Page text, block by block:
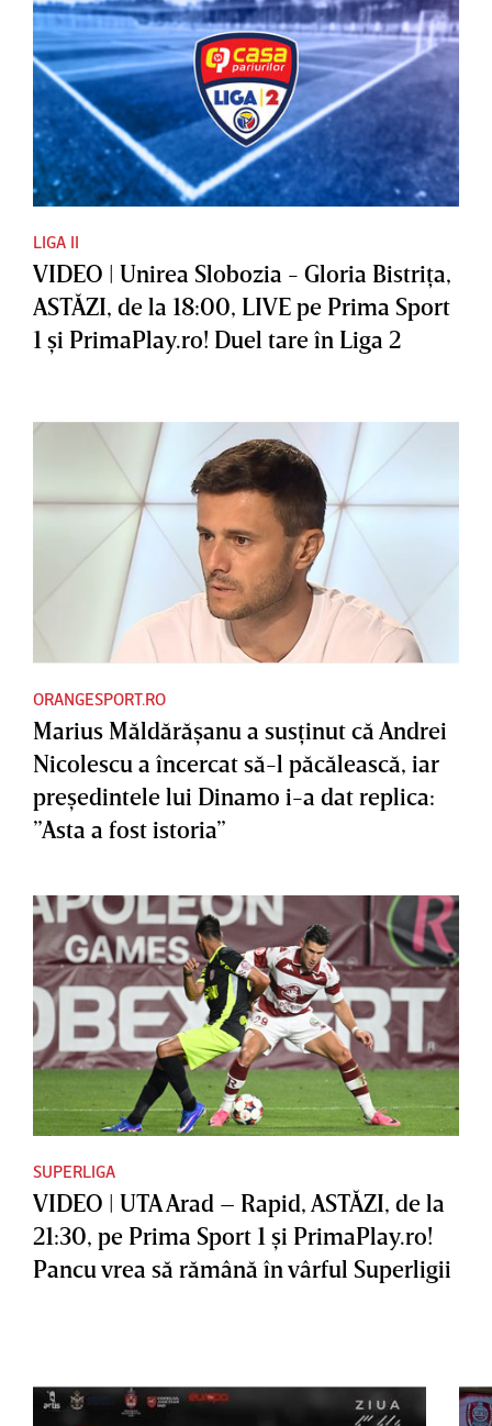
LIGA II
VIDEO | Unirea Slobozia - Gloria Bistriţa,
ASTĂZI, de la 18:00, LIVE pe Prima Sport
1 şi PrimaPlay.ro! Duel tare în Liga 2
ORANGESPORT.RO
Marius Măldărăşanu a susţinut că Andrei
Nicolescu a încercat să-l păcălească, iar
preşedintele lui Dinamo i-a dat replica:
”Asta a fost istoria”
SUPERLIGA
VIDEO | UTA Arad – Rapid, ASTĂZI, de la
21:30, pe Prima Sport 1 şi PrimaPlay.ro!
Pancu vrea să rămână în vârful Superligii